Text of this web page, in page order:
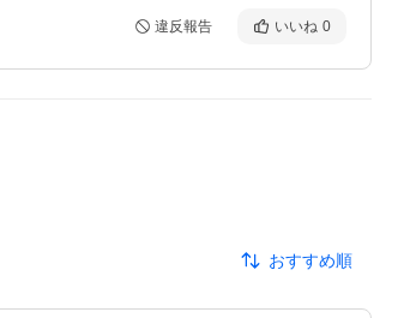
違反報告 いいね 0
おすすめ順